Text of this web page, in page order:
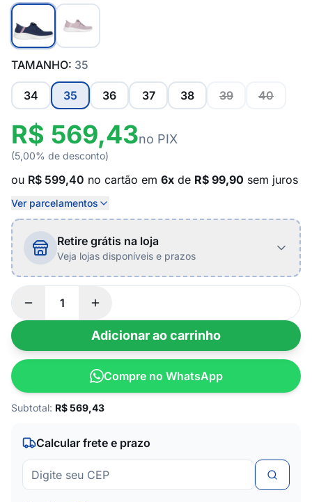
TAMANHO: 35
34 35 36 37 38 39 40
R$ 569,43no PIX
(5,00% de desconto)
ou R$ 599,40 no cartão em 6x de R$ 99,90 sem juros
Ver parcelamentos
Retire grátis na loja
Veja lojas disponíveis e prazos
Adicionar ao carrinho
Compre no WhatsApp
Subtotal: R$569,43
Calcular frete e prazo